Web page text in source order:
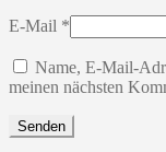
E-Mail *
Name, E-Mail-
meinen nächsten